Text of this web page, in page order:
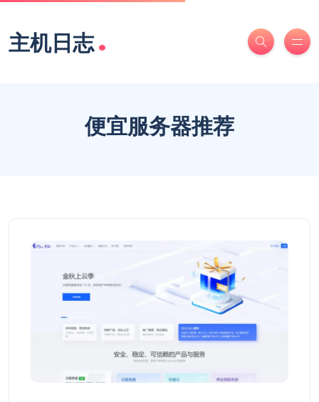
主机日志.
便宜服务器推荐